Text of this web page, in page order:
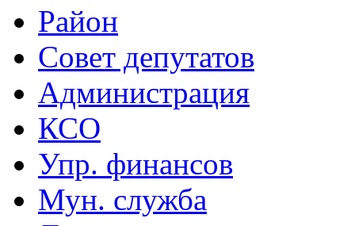
Район
Совет депутатов
Администрация
КСО
Упр. финансов
Мун. служба